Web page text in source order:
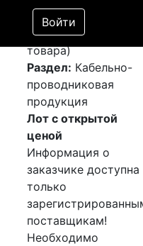
Войти
Лот №:5528
АУКЦИОН (покупка
товара)
Раздел: Кабельно-
проводниковая
продукция
Лот с открытой
ценой
Информация о
заказчике доступна
только
поставщикам!
Необходимо